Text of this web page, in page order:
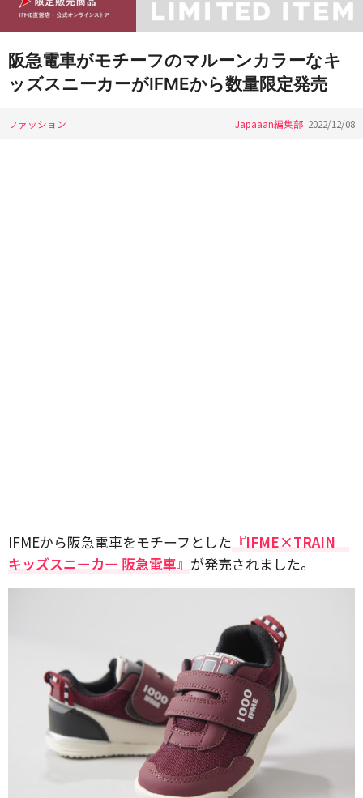
阪急電車がモチーフのマルーンカラーなキ
ッズスニーカーがIFMEから数量限定発売
ファッション Japaaan編集部 2022/12/08
IFMEから阪急電車をモチーフとした 『IFME×TRAIN
キッズスニーカー 阪急電車』 が発売されました。